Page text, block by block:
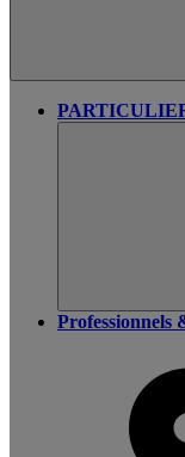
Professionnels